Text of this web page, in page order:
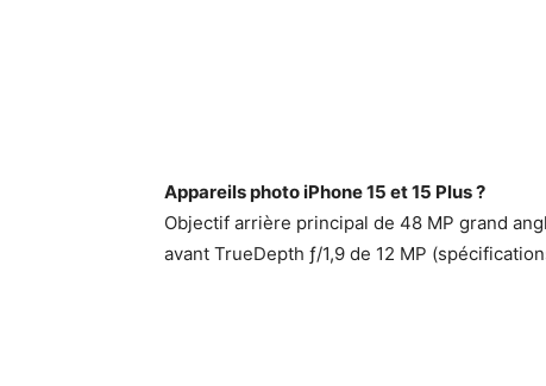
Appareils photo iPhone 15 et 15 Plus ?
Objectif arrière principal de 48 MP grand
avant TrueDepth ƒ/1,9 de 12 MP